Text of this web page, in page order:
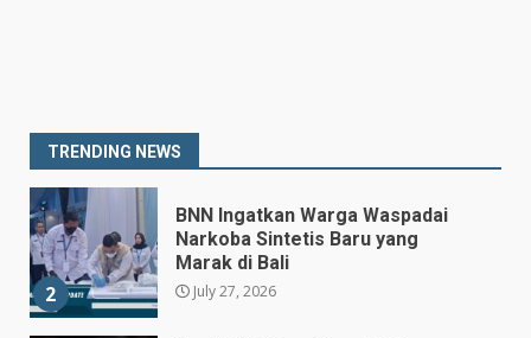
TRENDING NEWS
1
2
BNN Ingatkan Warga Waspadai
Narkoba Sintetis Baru yang
Marak di Bali
July 27, 2026